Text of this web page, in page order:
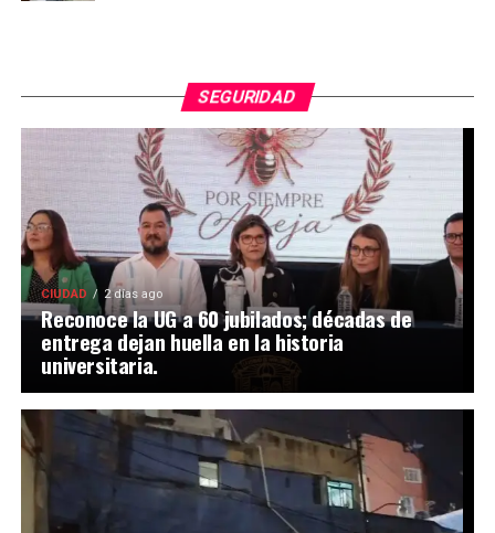
SEGURIDAD
CIUDAD 2 días ago
Reconoce la UG a 60 jubilados; décadas de
entrega dejan huella en la historia
universitaria.